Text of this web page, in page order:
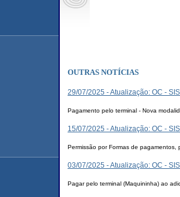
OUTRAS NOTÍCIAS
29/07/2025 - Atualização: OC -
Pagamento pelo terminal - Nova
15/07/2025 - Atualização: OC -
Permissão por Formas de
03/07/2025 - Atualização: OC -
Pagar pelo terminal (Maquininha) ao